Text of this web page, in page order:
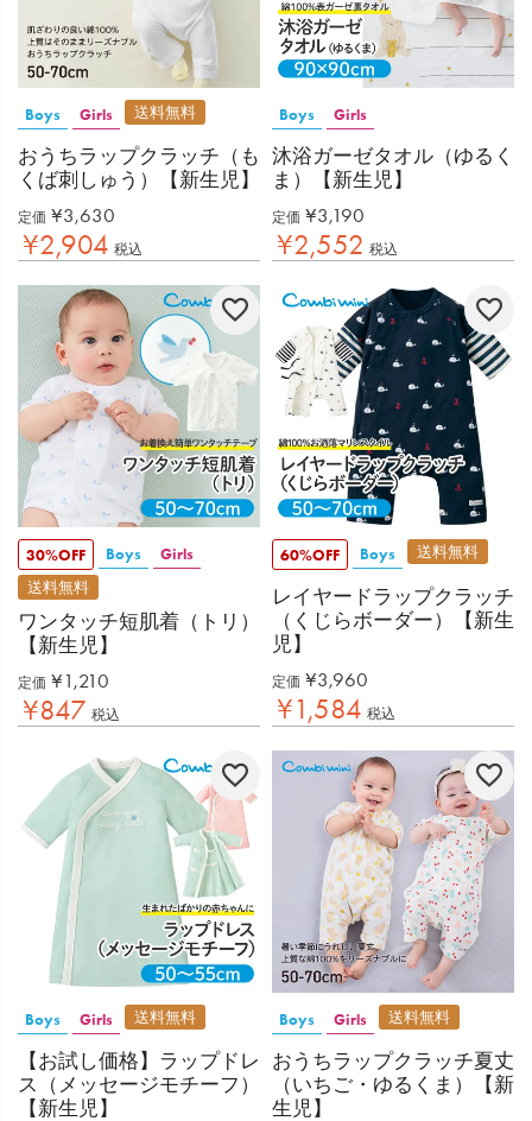
Boys Girls 送料無料
おうちラップクラッチ（も
くば刺しゅう）【新生児】
定価 ¥3,630
¥2,904 税込
Boys Girls
沐浴ガーゼタオル（ゆるく
ま）【新生児】
定価 ¥3,190
¥2,552 税込
30%OFF Boys Girls
送料無料
ワンタッチ短肌着（トリ）
【新生児】
定価 ¥ 1,210
¥847 税込
60%OFF Boys 送料無料
レイヤードラップクラッチ
（くじらボーダー）【新生
児】
定価 ¥3,960
¥1,584 税込
Boys Girls 送料無料
【お試し価格】ラップドレ
ス（メッセージモチーフ）
【新生児】
Boys Girls 送料無料
おうちラップクラッチ夏丈
（いちご・ゆるくま）【新
生児】